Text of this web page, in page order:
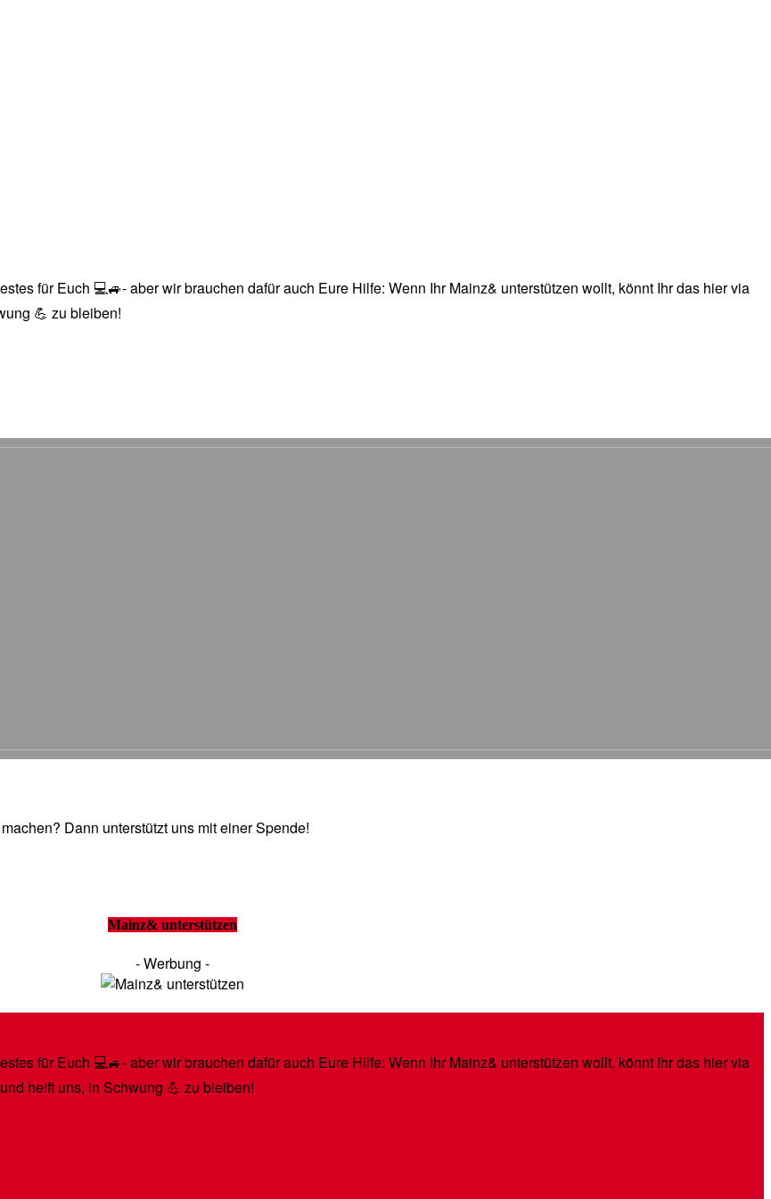
für Euch 💻🚙- aber wir brauchen dafür auch Eure Hilfe: Wenn Ihr Mainz& unterstützen wollt, könnt Ihr das hier via
💪 zu bleiben!
Dann unterstützt uns mit einer Spende!
Mainz& unterstützen
- Werbung -
für Euch 💻🚙- aber wir brauchen dafür auch Eure Hilfe: Wenn Ihr Mainz& unterstützen wollt, könnt Ihr das hier via
helft uns, in Schwung 💪 zu bleiben!